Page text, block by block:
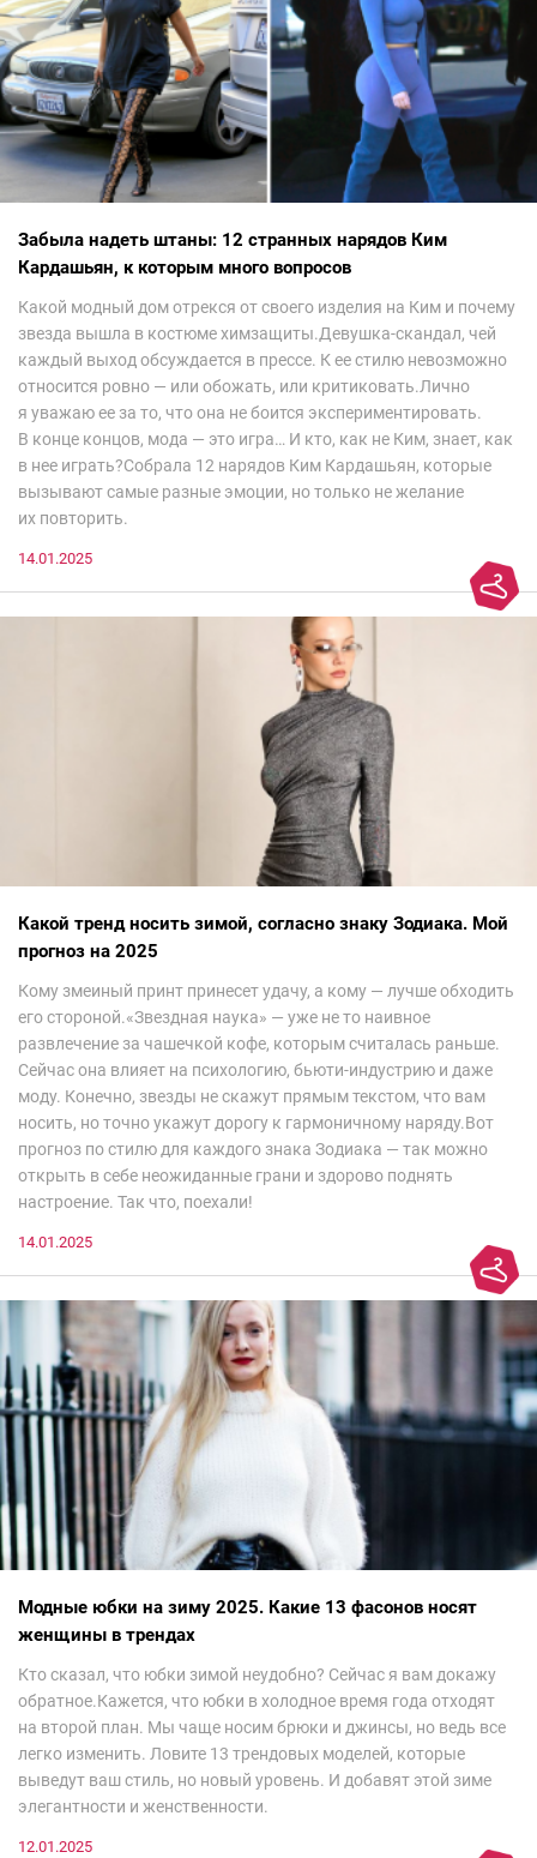
Забыла надеть штаны: 12 странных нарядов Ким
Кардашьян, к которым много вопросов
Какой модный дом отрекся от своего изделия на Ким и почему
звезда вышла в костюме химзащиты.Девушка-скандал, чей
каждый выход обсуждается в прессе. К ее стилю невозможно
относится ровно — или обожать, или критиковать.Лично
я уважаю ее за то, что она не боится экспериментировать.
В конце концов, мода — это игра… И кто, как не Ким, знает, как
в нее играть?Собрала 12 нарядов Ким Кардашьян, которые
вызывают самые разные эмоции, но только не желание
их повторить.
14.01.2025
Какой тренд носить зимой, согласно знаку Зодиака. Мой
прогноз на 2025
Кому змеиный принт принесет удачу, а кому — лучше обходить
его стороной.«Звездная наука» — уже не то наивное
развлечение за чашечкой кофе, которым считалась раньше.
Сейчас она влияет на психологию, бьюти-индустрию и даже
моду. Конечно, звезды не скажут прямым текстом, что вам
носить, но точно укажут дорогу к гармоничному наряду.Вот
прогноз по стилю для каждого знака Зодиака — так можно
открыть в себе неожиданные грани и здорово поднять
настроение. Так что, поехали!
14.01.2025
Модные юбки на зиму 2025. Какие 13 фасонов носят
женщины в трендах
Кто сказал, что юбки зимой неудобно? Сейчас я вам докажу
обратное.Кажется, что юбки в холодное время года отходят
на второй план. Мы чаще носим брюки и джинсы, но ведь все
легко изменить. Ловите 13 трендовых моделей, которые
выведут ваш стиль, но новый уровень. И добавят этой зиме
элегантности и женственности.
12.01.2025